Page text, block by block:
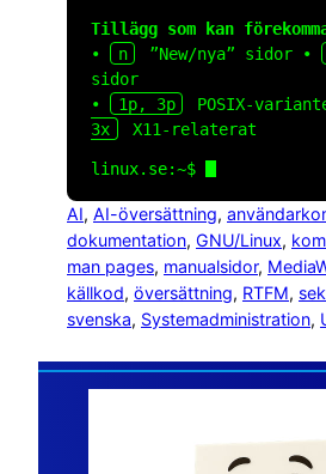
Tillägg som kan
•
n ”New/nya” sidor •
sidor
•
1p, 3p POSIX-
3x
X11-relaterat
linux.se:~$
AI, AI-översättning,
dokumentation, GNU/Linux,
man pages, manualsidor,
källkod, översättning, RTFM,
svenska, Systemadministration,